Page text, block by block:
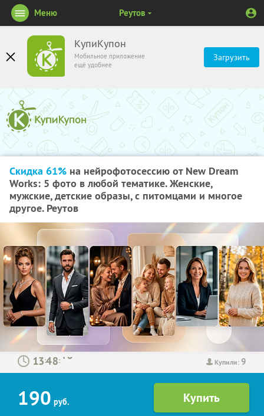
КупиКупон
Мобильное приложение
ещё удобнее
Загрузить
Меню Реутов
Скидка 61% на нейрофотосессию от New Dream
Works: 5 фото в любой тематике. Женские,
мужские, детские образы, с питомцами и многое
другое. Реутов
Купили:9
: :
190 руб.